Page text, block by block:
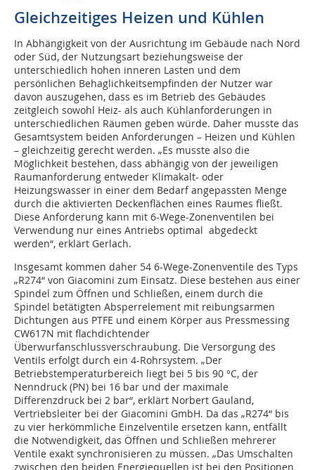
Gleichzeitiges Heizen und Kühlen
In Abhängigkeit von der Ausrichtung im Gebäude nach Nord
oder Süd, der Nutzungsart beziehungsweise der
unterschiedlich hohen inneren Lasten und dem
persönlichen Behaglichkeitsempfinden der Nutzer war
davon auszugehen, dass es im Betrieb des Gebäudes
zeitgleich sowohl Heiz- als auch Kühlanforderungen in
unterschiedlichen Räumen geben würde. Daher musste das
Gesamtsystem beiden Anforderungen – Heizen und Kühlen
– gleichzeitig gerecht werden. „Es musste also die
Möglichkeit bestehen, dass abhängig von der jeweiligen
Raumanforderung entweder Klimakalt- oder
Heizungswasser in einer dem Bedarf angepassten Menge
durch die aktivierten Deckenflächen eines Raumes fließt.
Diese Anforderung kann mit 6-Wege-Zonenventilen bei
Verwendung nur eines Antriebs optimal abgedeckt
werden“, erklärt Gerlach.
Insgesamt kommen daher 54 6-Wege-Zonenventile des Typs
„R274“ von Giacomini zum Einsatz. Diese bestehen aus einer
Spindel zum Öffnen und Schließen, einem durch die
Spindel betätigten Absperrelement mit reibungsarmen
Dichtungen aus PTFE und einem Körper aus Pressmessing
CW617N mit flachdichtender
Überwurfanschlussverschraubung. Die Versorgung des
Ventils erfolgt durch ein 4-Rohrsystem. „Der
Betriebstemperaturbereich liegt bei 5 bis 90 °C, der
Nenndruck (PN) bei 16 bar und der maximale
Differenzdruck bei 2 bar“, erklärt Norbert Gauland,
Vertriebsleiter bei der Giacomini GmbH. Da das „R274“ bis
zu vier herkömmliche Einzelventile ersetzen kann, entfällt
die Notwendigkeit, das Öffnen und Schließen mehrerer
Ventile exakt synchronisieren zu müssen. „Das Umschalten
zwischen den beiden Energiequellen ist bei den Positionen